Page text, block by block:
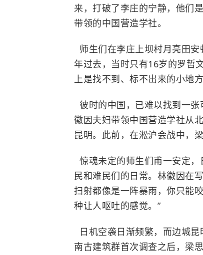
来，打破了李庄的宁静，他们
带领的中国营造学社。
师生们在李庄上坝村月亮田
年过去，当时只有16岁的罗哲
上是找不到、标不出来的小地
彼时的中国，已难以找到一
徽因夫妇带领中国营造学社从
昆明。此前，在淞沪会战中，
惊魂未定的师生们甫一安定，
民和难民们的日常。林徽因在
扫射都像是一阵暴雨，你只能
种让人呕吐的感觉。”
日机空袭日渐频繁，而边城
南古建筑群首次调查之后，梁